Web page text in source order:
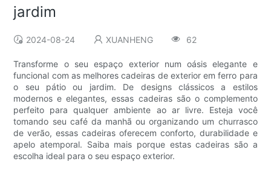
jardim
2024-08-24 XUANHENG 62
Transforme o seu espaço exterior num oásis elegante e
funcional com as melhores cadeiras de exterior em ferro para
o seu pátio ou jardim. De designs clássicos a estilos
modernos e elegantes, essas cadeiras são o complemento
perfeito para qualquer ambiente ao ar livre. Esteja você
tomando seu café da manhã ou organizando um churrasco
de verão, essas cadeiras oferecem conforto, durabilidade e
apelo atemporal. Saiba mais porque estas cadeiras são a
escolha ideal para o seu espaço exterior.